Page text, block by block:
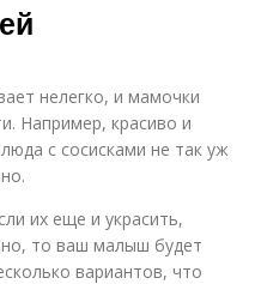
нелегко, и мамочки
Например, красиво и
с сосисками не так уж
их еще и украсить,
то ваш малыш будет
вариантов, что